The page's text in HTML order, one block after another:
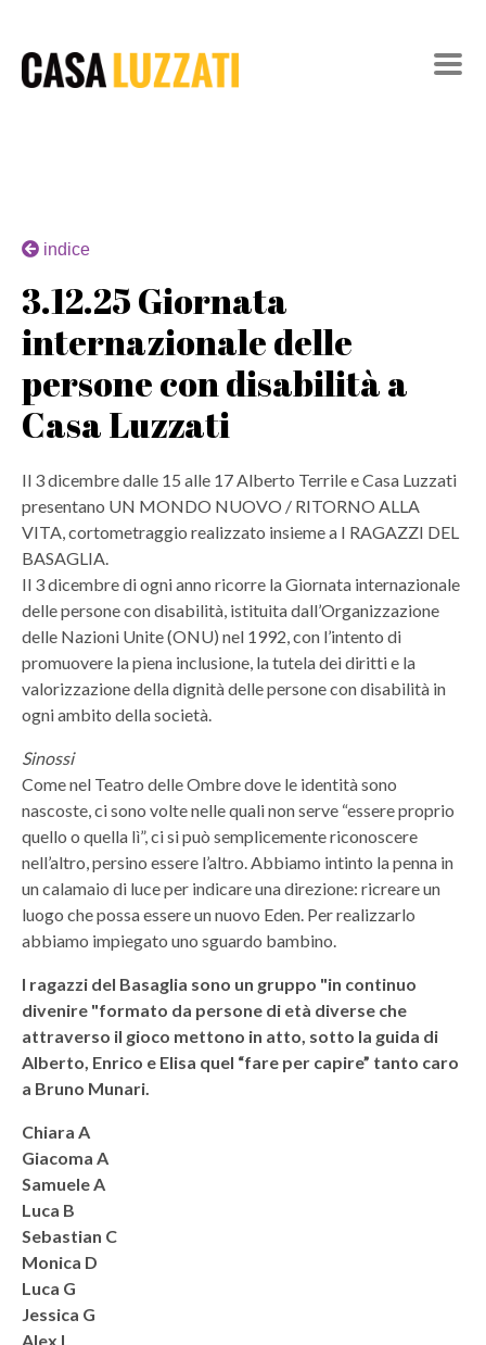
indice
3.12.25 Giornata
internazionale delle
persone con disabilità a
Casa Luzzati
Il 3 dicembre dalle 15 alle 17 Alberto Terrile e Casa Luzzati
presentano UN MONDO NUOVO / RITORNO ALLA
VITA, cortometraggio realizzato insieme a I RAGAZZI DEL
BASAGLIA.
Il 3 dicembre di ogni anno ricorre la Giornata internazionale
delle persone con disabilità, istituita dall’Organizzazione
delle Nazioni Unite (ONU) nel 1992, con l’intento di
promuovere la piena inclusione, la tutela dei diritti e la
valorizzazione della dignità delle persone con disabilità in
ogni ambito della società.
Sinossi
Come nel Teatro delle Ombre dove le identità sono
nascoste, ci sono volte nelle quali non serve “essere proprio
quello o quella lì”, ci si può semplicemente riconoscere
nell’altro, persino essere l’altro. Abbiamo intinto la penna in
un calamaio di luce per indicare una direzione: ricreare un
luogo che possa essere un nuovo Eden. Per realizzarlo
abbiamo impiegato uno sguardo bambino.
I ragazzi del Basaglia sono un gruppo "in continuo
divenire "formato da persone di età diverse che
attraverso il gioco mettono in atto, sotto la guida di
Alberto, Enrico e Elisa quel “fare per capire” tanto caro
a Bruno Munari.
Chiara A
Giacoma A
Samuele A
Luca B
Sebastian C
Monica D
Luca G
Jessica G
Alex L